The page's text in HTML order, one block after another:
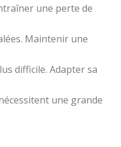
une perte de
Maintenir une
difficile. Adapter sa
une grande